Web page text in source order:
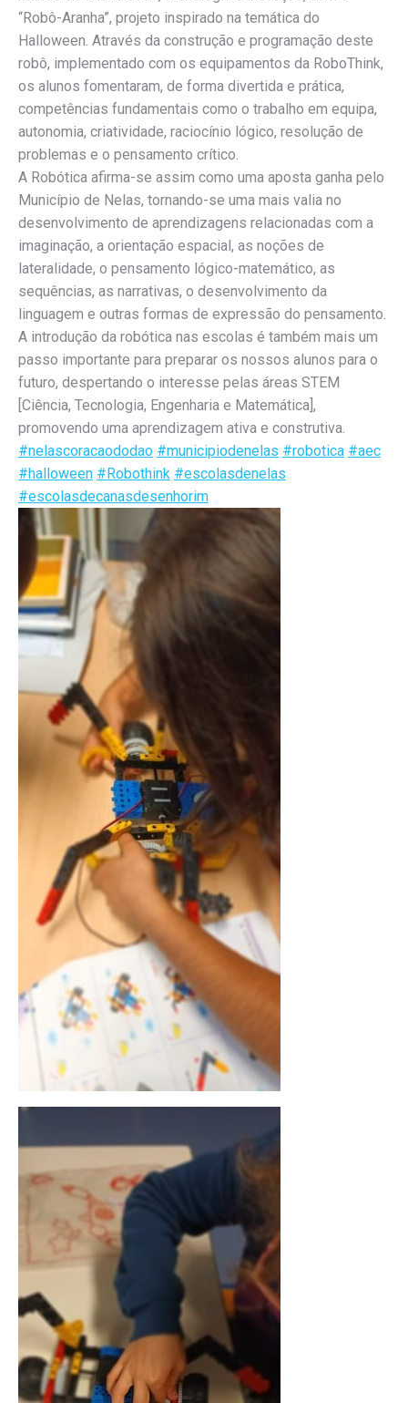
“Robô-Aranha”, projeto inspirado na temática do
Halloween. Através da construção e programação deste
robô, implementado com os equipamentos da RoboThink,
os alunos fomentaram, de forma divertida e prática,
competências fundamentais como o trabalho em equipa,
autonomia, criatividade, raciocínio lógico, resolução de
problemas e o pensamento crítico.
A Robótica afirma-se assim como uma aposta ganha pelo
Município de Nelas, tornando-se uma mais valia no
desenvolvimento de aprendizagens relacionadas com a
imaginação, a orientação espacial, as noções de
lateralidade, o pensamento lógico-matemático, as
sequências, as narrativas, o desenvolvimento da
linguagem e outras formas de expressão do pensamento.
A introdução da robótica nas escolas é também mais um
passo importante para preparar os nossos alunos para o
futuro, despertando o interesse pelas áreas STEM
[Ciência, Tecnologia, Engenharia e Matemática],
promovendo uma aprendizagem ativa e construtiva.
#nelascoracaododao #municipiodenelas #robotica #aec
#halloween #Robothink #escolasdenelas
#escolasdecanasdesenhorim